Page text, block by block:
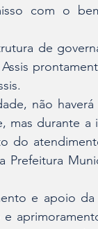
com o
de
não haverá
mas durante a
do
Prefeitura
e apoio da